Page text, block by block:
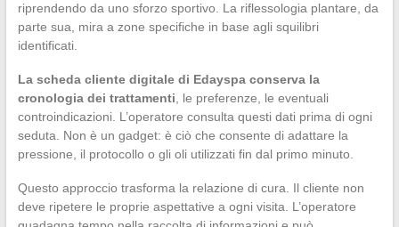
riprendendo da uno sforzo sportivo. La riflessologia plantare, da
parte sua, mira a zone specifiche in base agli squilibri
identificati.
La scheda cliente digitale di Edayspa conserva la
cronologia dei trattamenti, le preferenze, le eventuali
controindicazioni. L’operatore consulta questi dati prima di ogni
seduta. Non è un gadget: è ciò che consente di adattare la
pressione, il protocollo o gli oli utilizzati fin dal primo minuto.
Questo approccio trasforma la relazione di cura. Il cliente non
deve ripetere le proprie aspettative a ogni visita. L’operatore